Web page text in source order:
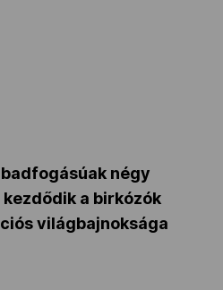
négy
a birkózók
világbajnoksága